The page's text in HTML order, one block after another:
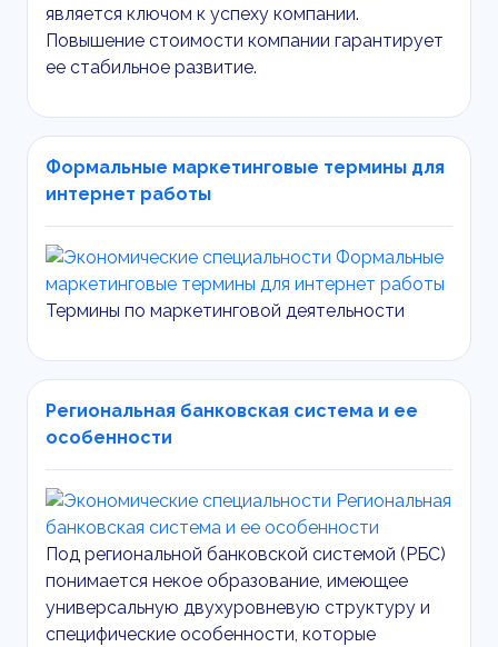
является ключом к успеху компании.
Повышение стоимости компании гарантирует
ее стабильное развитие.
Формальные маркетинговые термины для
интернет работы
Термины по маркетинговой деятельности
Региональная банковская система и ее
особенности
Под региональной банковской системой (РБС)
понимается некое образование, имеющее
универсальную двухуровневую структуру и
специфические особенности, которые